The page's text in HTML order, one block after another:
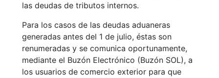
las deudas de tributos internos.
Para los casos de las deudas aduaneras
generadas antes del 1 de julio, éstas son
renumeradas y se comunica oportunamente,
mediante el Buzón Electrónico (Buzón SOL), a
los usuarios de comercio exterior para que